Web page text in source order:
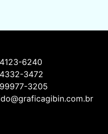
6240
3472
3205